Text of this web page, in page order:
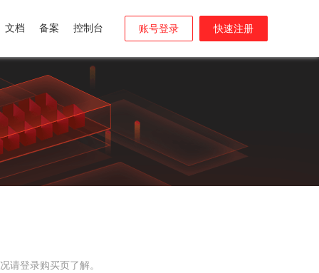
文档 备案 控制台 账号登录 快速注册
请登录购买页了解。